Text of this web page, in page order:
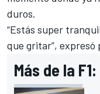
duros.
“Estás super
que gritar”, expresó
Más de la F1: